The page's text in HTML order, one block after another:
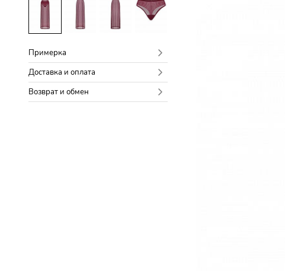
Примерка
Доставка и оплата
Возврат и обмен